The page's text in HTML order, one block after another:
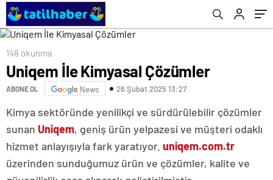
148 okunma
Uniqem İle Kimyasal Çözümler
ABONE OL News 26 Şubat 2025 13:27
Kimya sektöründe yenilikçi ve sürdürülebilir çözümler
sunan Uniqem, geniş ürün yelpazesi ve müşteri odaklı
hizmet anlayışıyla fark yaratıyor. uniqem.com.tr
üzerinden sunduğumuz ürün ve çözümler, kalite ve